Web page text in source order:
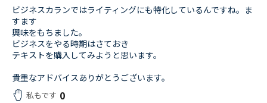
ビジネスカランではライティングにも特化しているんですね。ま
すます
興味をもちました。
ビジネスをやる時期はさておき
テキストを購入してみようと思います。
貴重なアドバイスありがとうございます。
私もです 0